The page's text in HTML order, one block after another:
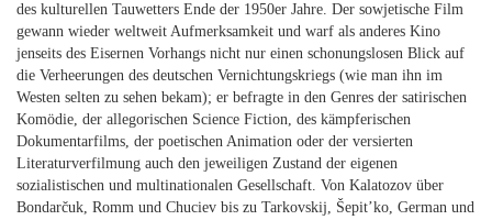
des kulturellen Tauwetters Ende der 1950er Jahre. Der sowjetische Film
gewann wieder weltweit Aufmerksamkeit und warf als anderes Kino
jenseits des Eisernen Vorhangs nicht nur einen schonungslosen Blick auf
die Verheerungen des deutschen Vernichtungskriegs (wie man ihn im
Westen selten zu sehen bekam); er befragte in den Genres der satirischen
Komödie, der allegorischen Science Fiction, des kämpferischen
Dokumentarfilms, der poetischen Animation oder der versierten
Literaturverfilmung auch den jeweiligen Zustand der eigenen
sozialistischen und multinationalen Gesellschaft. Von Kalatozov über
Bondarčuk, Romm und Chuciev bis zu Tarkovskij, Šepit’ko, German und